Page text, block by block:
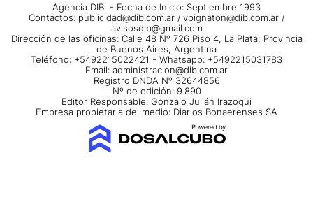
Agencia DIB - Fecha de Inicio: Septiembre 1993
Contactos: publicidad@dib.com.ar / vpignaton@dib.com.ar /
avisosdib@gmail.com
Dirección de las oficinas: Calle 48 Nº 726 Piso 4, La Plata; Provincia
de Buenos Aires, Argentina
Teléfono: +5492215022421 - Whatsapp: +5492215031783
Email: administracion@dib.com.ar
Registro DNDA Nº 32644856
Nº de edición: 9.890
Editor Responsable: Gonzalo Julián Irazoqui
Empresa propietaria del medio: Diarios Bonaerenses SA